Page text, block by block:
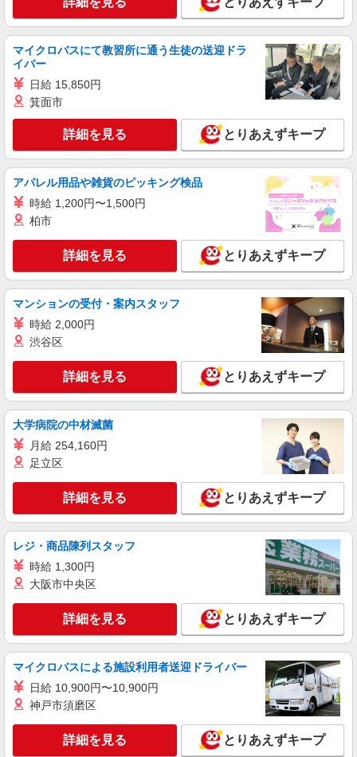
福祉施設での調理師（チーフ候補）【正社員】
に応じて決定します。 賞与年2回
イリーゼ狭山・富士見 （埼玉県狭山市入間川
キープ 詳細を見る
アルバイト パート
株式会社HITOWA フードサービスカンパニー
福祉施設での調理補助【アルバイト・パート】
時給は変動します。 ※AP評価制度：あり 年1回
の評価により時給を見直します。 ※アルバイト賞
与（寸志）：あり 年2回。勤続年数により金額
UP。
イリーゼ狭山・富士見 （埼玉県狭山市入間川
3155-1）
キープ 詳細を見る
正社員
株式会社HITOWA フードサービスカンパニー
福祉施設での調理師【正社員】
月給23万1,000円〜26万円 ※給与は経験や前職
給与に応じて決定します。 賞与年2回
ホームステーション狭山 （埼玉県狭山市入間
川1528-1）
詳細を見る
株式会社HITOWA フードサービスカンパニー
福祉施設での調理師【正社員】
給与に応じて決定します。 賞与年2回
イリーゼ狭山入曽 はなれ （埼玉県狭山市大字
南入曽西ノ前原877番-1）
詳細を見る
正社員
株式会社HITOWA フードサービスカンパニー
月給24万円〜28万円 ※給与は経験や前職給与
に応じて決定します。 賞与年2回
マイクロバスにて教習所に通う生徒の送迎ドラ
イバー
日給 15,850円
箕面市
詳細を見る とりあえずキープ
アパレル用品や雑貨のピッキング検品
時給 1,200円〜1,500円
柏市
詳細を見る とりあえずキープ
マンションの受付・案内スタッフ
時給 2,000円
渋谷区
詳細を見る とりあえずキープ
大学病院の中材滅菌
月給 254,160円
足立区
詳細を見る とりあえずキープ
レジ・商品陳列スタッフ
時給 1,300円
大阪市中央区
詳細を見る とりあえずキープ
マイクロバスによる施設利用者送迎ドライバー
日給 10,900円〜10,900円
神戸市須磨区
詳細を見る とりあえずキープ